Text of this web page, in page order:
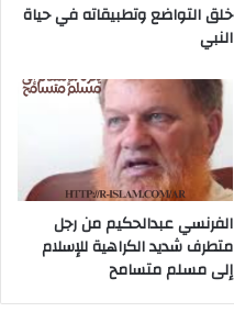
خلق التواضع وتطبيقاته في حياة
النبي
الفرنسي عبدالحكيم من رجل
متطرف شديد الكراهية للإسلام
إلى مسلم متسامح